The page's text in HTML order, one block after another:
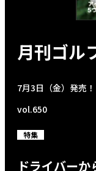
月刊ゴル
7月3日（金）発売！
vol.650
特集
ドライバー